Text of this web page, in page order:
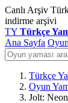
Canlı Arşiv
indirme arşivi
TY Türkçe
Ana Sayfa
Türkçe
Oyun
Jolt: